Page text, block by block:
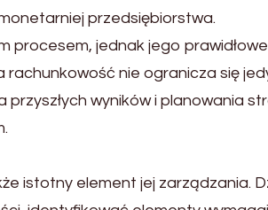
przedsiębiorstwa.
procesem, jednak jego
nie ogranicza się
wyników i planowania
istotny element jej zarządzania.